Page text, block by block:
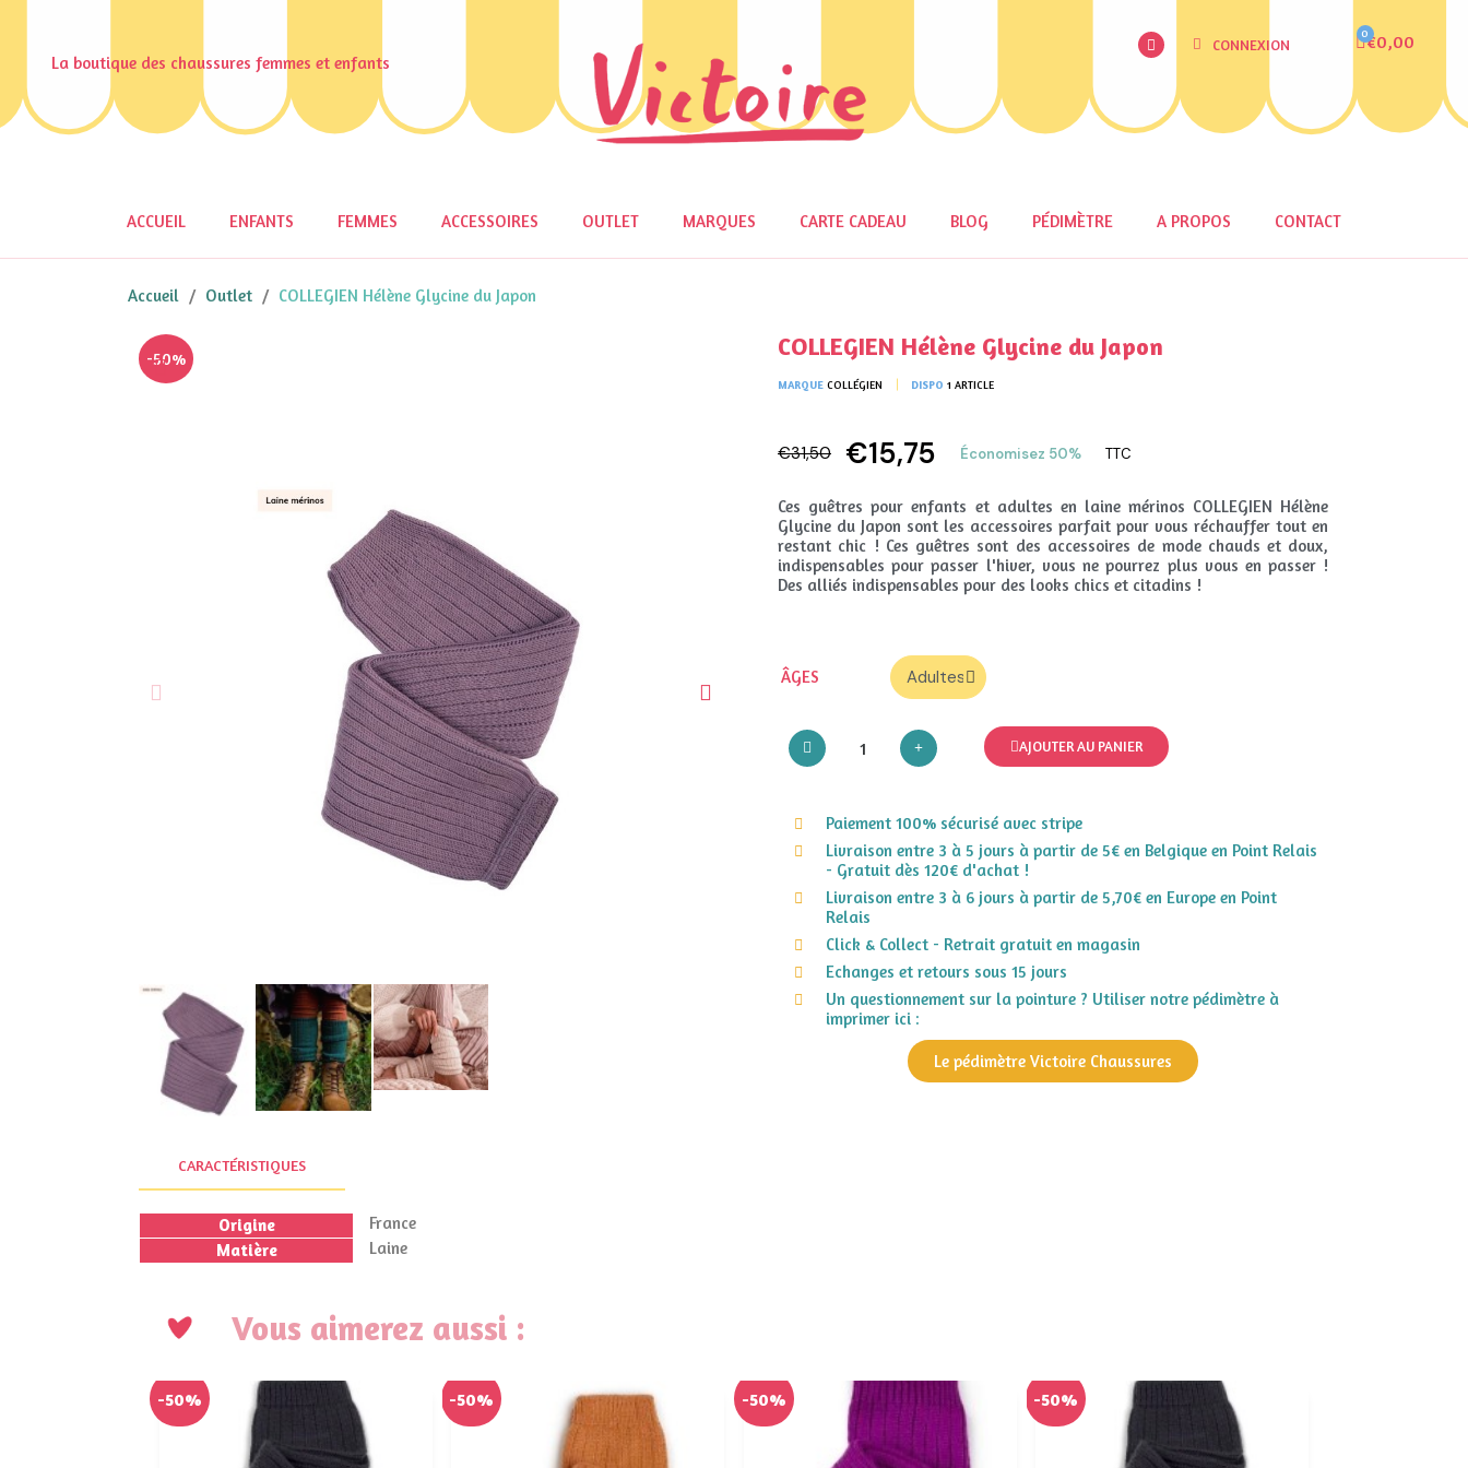
La boutique des chaussures femmes et enfants
CONNEXION €0,00
ACCUEIL ENFANTS FEMMES ACCESSOIRES OUTLET MARQUES CARTE CADEAU BLOG PÉDIMÈTRE A PROPOS CONTACT
Accueil Outlet COLLEGIEN Hélène Glycine du Japon
-50% COLLEGIEN Hélène Glycine du Japon
MARQUE COLLÉGIEN DISPO 1 ARTICLE
€31,50 €15,75 Économisez 50% TTC
Ces guêtres pour enfants et adultes en laine mérinos COLLEGIEN Hélène
Glycine du Japon sont les accessoires parfait pour vous réchauffer tout en
restant chic ! Ces guêtres sont des accessoires de mode chauds et doux,
indispensables pour passer l'hiver, vous ne pourrez plus vous en passer !
Des alliés indispensables pour des looks chics et citadins !
ÂGES
AJOUTER AU PANIER
Paiement 100% sécurisé avec stripe
Livraison entre 3 à 5 jours à partir de 5€ en Belgique en Point Relais
- Gratuit dès 120€ d'achat !
Livraison entre 3 à 6 jours à partir de 5,70€ en Europe en Point
Relais
Click & Collect - Retrait gratuit en magasin
Echanges et retours sous 15 jours
Un questionnement sur la pointure ? Utiliser notre pédimètre à
imprimer ici :
Le pédimètre Victoire Chaussures
CARACTÉRISTIQUES
Origine
France
Matière
Laine
Vous aimerez aussi :
-50% -50% -50% -50%